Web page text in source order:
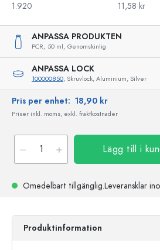
1.920
11,58 kr
ANPASSA PRODUKTEN
PCR, 50 ml, Genomskinlig
ANPASSA LOCK
100000850, Skruvlock, Aluminium, Silver
Pris per enhet: 18,90 kr
Priser inkl. moms, exkl. fraktkostnader
Lägg till i
Omedelbart tillgänglig.Leveransklar
Produktinformation